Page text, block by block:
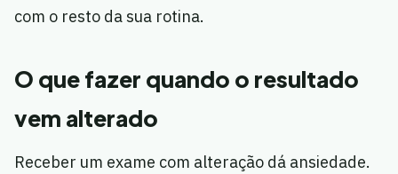
com o resto da sua rotina.
O que fazer quando o resultado
vem alterado
Receber um exame com alteração dá ansiedade.